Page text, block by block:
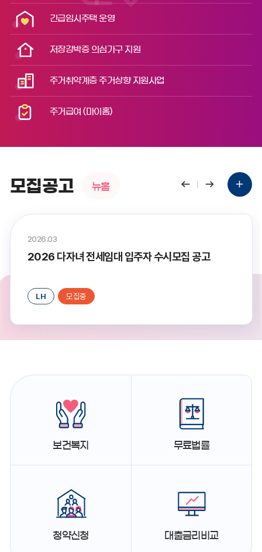
긴급임시주택운영
저장강박증 의심가구 지원
주거취약계층주거상향 지원사업
주거급여(마이홈)
모집공고 뉴홈
2026.03
2026 다자녀 전세임대 입주자 수시모집 공고
LH 모집중
보건복지 무료법률
청약신청 대출금리비교